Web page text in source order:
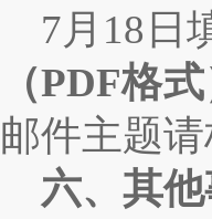
7月18日
（PDF格式
邮件主题
六、其